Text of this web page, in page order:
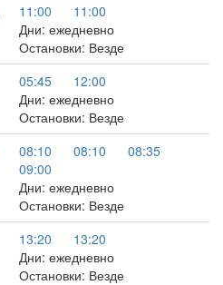
11:00
11:00
Дни: ежедневно
Остановки: Везде
05:45
12:00
Дни: ежедневно
Остановки: Везде
08:10 08:10
08:35
09:00
Дни: ежедневно
Остановки: Везде
13:20
13:20
Дни: ежедневно
Остановки: Везде